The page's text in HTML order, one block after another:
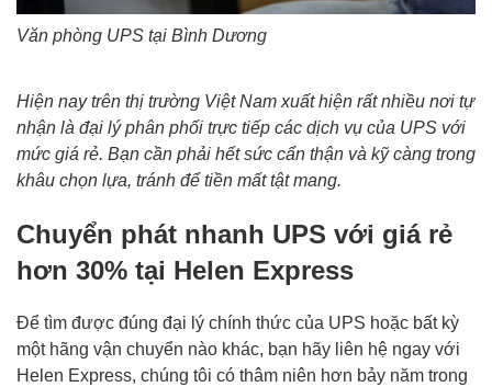
Văn phòng UPS tại Bình Dương
Hiện nay trên thị trường Việt Nam xuất hiện rất nhiều nơi tự
nhận là đại lý phân phối trực tiếp các dịch vụ của UPS với
mức giá rẻ. Bạn cần phải hết sức cẩn thận và kỹ càng trong
khâu chọn lựa, tránh để tiền mất tật mang.
Chuyển phát nhanh UPS với giá rẻ
hơn 30% tại Helen Express
Để tìm được đúng đại lý chính thức của UPS hoặc bất kỳ
một hãng vận chuyển nào khác, bạn hãy liên hệ ngay với
Helen Express, chúng tôi có thâm niên hơn bảy năm trong